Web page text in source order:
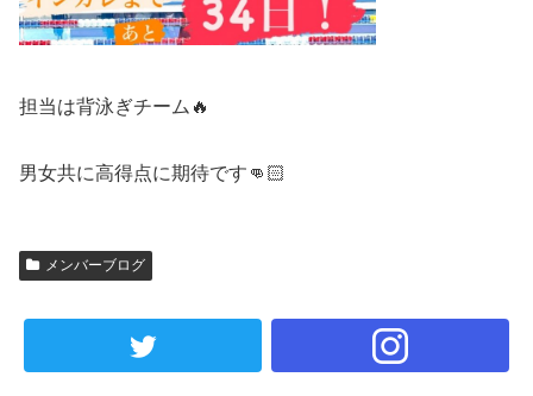
担当は背泳ぎチーム🔥
男女共に高得点に期待です👊🏻
メンバーブログ